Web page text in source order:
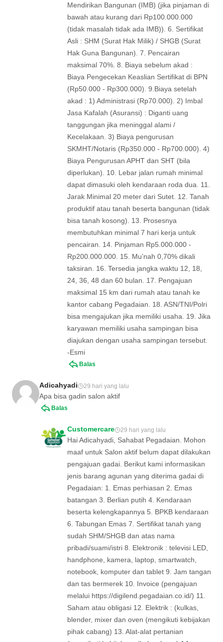
Mendirikan Bangunan (IMB) (jika pinjaman di
bawah atau kurang dari Rp100.000.000
(tidak masalah tidak ada IMB)). 6. Sertifikat
Asli : SHM (Surat Hak Milik) / SHGB (Surat
Hak Guna Bangunan). 7. Pencairan
maksimal 70%. 8. Biaya sebelum akad :
Biaya Pengecekan Keaslian Sertifikat di BPN
(Rp50.000 - Rp300.000). 9.Biaya setelah
akad : 1) Administrasi (Rp70.000). 2) Imbal
Jasa Kafalah (Asuransi) : Diganti uang
tanggungan jika meninggal alami /
Kecelakaan. 3) Biaya pengurusan
SKMHT/Notaris (Rp350.000 - Rp700.000). 4)
Biaya Pengurusan APHT dan SHT (bila
diperlukan). 10. Lebar jalan rumah minimal
dapat dimasuki oleh kendaraan roda dua. 11.
Jarak Minimal 20 meter dari Sutet. 12. Tanah
produktif atau tanah beserta bangunan (tidak
bisa tanah kosong). 13. Prosesnya
membutuhkan minimal 7 hari kerja untuk
pencairan. 14. Pinjaman Rp5.000.000 -
Rp200.000.000. 15. Mu’nah 0,70% dikali
taksiran. 16. Tersedia jangka waktu 12, 18,
24, 36, 48 dan 60 bulan. 17. Pengajuan
maksimal 15 km dari rumah atau tanah ke
kantor cabang Pegadaian. 18. ASN/TNI/Polri
bisa mengajukan jika memiliki usaha. 19. Jika
karyawan memiliki usaha sampingan bisa
diajukan dengan usaha sampingan tersebut.
-Esmi
Balas
Adicahyadi 29 hari yang lalu
Apa bisa gadin salon aktif
Balas
Customercare 29 hari yang lalu
Hai Adicahyadi, Sahabat Pegadaian. Mohon
maaf untuk Salon aktif belum dapat dilakukan
pengajuan gadai. Berikut kami informasikan
jenis barang agunan yang diterima gadai di
Pegadaian: 1. Emas perhiasan 2. Emas
batangan 3. Berlian putih 4. Kendaraan
beserta kelengkapannya 5. BPKB kendaraan
6. Tabungan Emas 7. Sertifikat tanah yang
sudah SHM/SHGB dan atas nama
pribadi/suami/istri 8. Elektronik : televisi LED,
handphone, kamera, laptop, smartwatch,
notebook, komputer dan tablet 9. Jam tangan
dan tas bermerek 10. Invoice (pengajuan
melalui https://digilend.pegadaian.co.id/) 11.
Saham atau obligasi 12. Elektrik : (kulkas,
blender, mixer dan oven (mengikuti kebijakan
pihak cabang) 13. Alat-alat pertanian